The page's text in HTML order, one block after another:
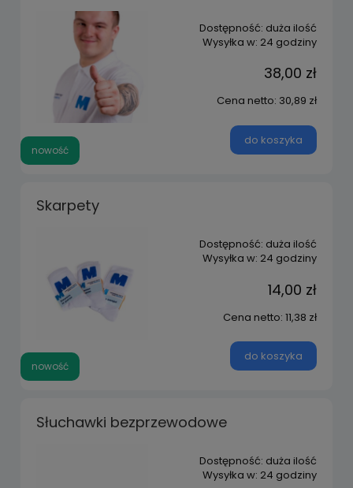
Dostępność: duża ilość
Wysyłka w: 24 godziny
38,00 zł
Cena netto: 30,89 zł
do koszyka
nowość
Skarpety
Dostępność: duża ilość
Wysyłka w: 24 godziny
14,00 zł
Cena netto: 11,38 zł
do koszyka
nowość
Słuchawki bezprzewodowe
Dostępność: duża ilość
Wysyłka w: 24 godziny